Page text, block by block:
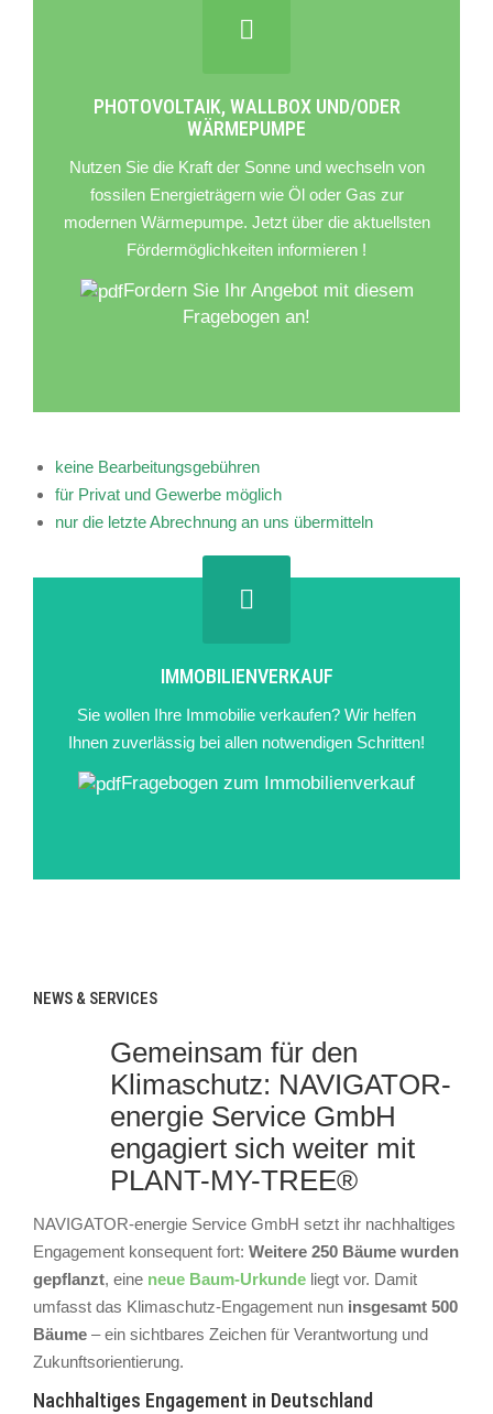
PHOTOVOLTAIK, WALLBOX UND/ODER
WÄRMEPUMPE
Nutzen Sie die Kraft der Sonne und wechseln von
fossilen Energieträgern wie Öl oder Gas zur
modernen Wärmepumpe. Jetzt über die aktuellsten
Fördermöglichkeiten informieren !
Fordern Sie Ihr Angebot mit diesem
Fragebogen an!
keine Bearbeitungsgebühren
für Privat und Gewerbe möglich
nur die letzte Abrechnung an uns übermitteln
IMMOBILIENVERKAUF
Sie wollen Ihre Immobilie verkaufen? Wir helfen
Ihnen zuverlässig bei allen notwendigen Schritten!
Fragebogen zum Immobilienverkauf
NEWS & SERVICES
Gemeinsam für den
Klimaschutz: NAVIGATOR-
energie Service GmbH
engagiert sich weiter mit
PLANT-MY-TREE®
NAVIGATOR-energie Service GmbH setzt ihr nachhaltiges
Engagement konsequent fort: Weitere 250 Bäume wurden
gepflanzt, eine neue Baum-Urkunde liegt vor. Damit
umfasst das Klimaschutz-Engagement nun insgesamt 500
Bäume – ein sichtbares Zeichen für Verantwortung und
Zukunftsorientierung.
Nachhaltiges Engagement in Deutschland